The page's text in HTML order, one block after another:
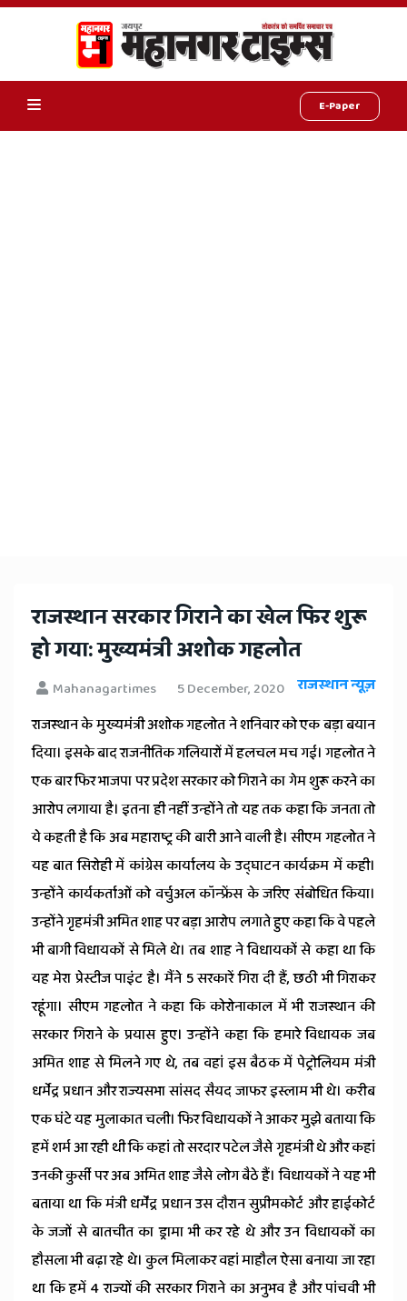
E-Paper
राजस्थान सरकार गिराने का खेल फिर शुरू
हो गया: मुख्यमंत्री अशोक गहलोत
Mahanagartimes 5 December, 2020 राजस्थान न्यूज़
राजस्थान के मुख्यमंत्री अशोक गहलोत ने शनिवार को एक बड़ा बयान
दिया। इसके बाद राजनीतिक गलियारों में हलचल मच गई। गहलोत ने
एक बार फिर भाजपा पर प्रदेश सरकार को गिराने का गेम शुरू करने का
आरोप लगाया है। इतना ही नहीं उन्होंने तो यह तक कहा कि जनता तो
ये कहती है कि अब महाराष्ट्र की बारी आने वाली है। सीएम गहलोत ने
यह बात सिरोही में कांग्रेस कार्यालय के उद्घाटन कार्यक्रम में कही।
उन्होंने कार्यकर्ताओं को वर्चुअल कॉन्फ्रेंस के जरिए संबोधित किया।
उन्होंने गृहमंत्री अमित शाह पर बड़ा आरोप लगाते हुए कहा कि वे पहले
भी बागी विधायकों से मिले थे। तब शाह ने विधायकों से कहा था कि
यह मेरा प्रेस्टीज पाइंट है। मैंने 5 सरकारें गिरा दी हैं, छठी भी गिराकर
रहूंगा। सीएम गहलोत ने कहा कि कोरोनाकाल में भी राजस्थान की
सरकार गिराने के प्रयास हुए। उन्होंने कहा कि हमारे विधायक जब
अमित शाह से मिलने गए थे, तब वहां इस बैठक में पेट्रोलियम मंत्री
धर्मेद्र प्रधान और राज्यसभा सांसद सैयद जाफर इस्लाम भी थे। करीब
एक घंटे यह मुलाकात चली। फिर विधायकों ने आकर मुझे बताया कि
हमें शर्म आ रही थी कि कहां तो सरदार पटेल जैसे गृहमंत्री थे और कहां
उनकी कुर्सी पर अब अमित शाह जैसे लोग बैठे हैं। विधायकों ने यह भी
बताया था कि मंत्री धर्मेंद्र प्रधान उस दौरान सुप्रीमकोर्ट और हाईकोर्ट
के जजों से बातचीत का ड्रामा भी कर रहे थे और उन विधायकों का
हौसला भी बढ़ा रहे थे। कुल मिलाकर वहां माहौल ऐसा बनाया जा रहा
था कि हमें 4 राज्यों की सरकार गिराने का अनुभव है और पांचवी भी